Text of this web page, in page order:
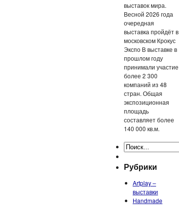
выставок мира.
Весной 2026 года
очередная
выставка пройдёт в
московском Крокус
Экспо В выставке в
прошлом году
принимали участие
более 2 300
компаний из 48
стран. Общая
экспозиционная
площадь
составляет более
140 000 кв.м.
Рубрики
Artplay –
выставки
Handmade